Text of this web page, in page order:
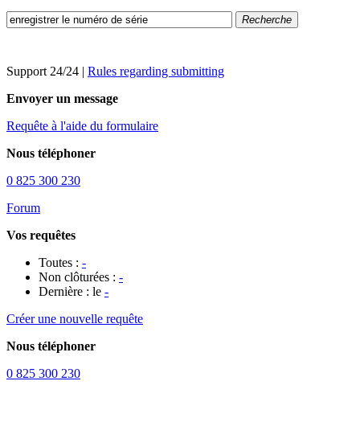
Recherche
Support 24/24 | Rules regarding submitting
Envoyer un message
Requête à l'aide du formulaire
Nous téléphoner
0 825 300 230
Forum
Vos requêtes
Toutes : -
Non clôturées : -
Dernière : le -
Créer une nouvelle requête
Nous téléphoner
0 825 300 230